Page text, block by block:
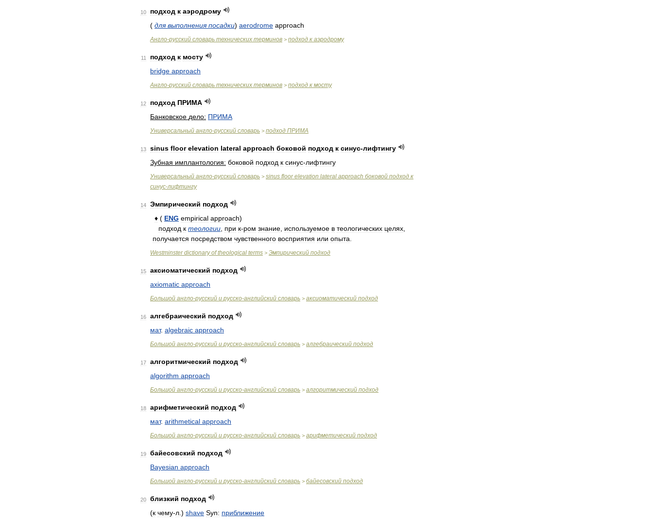
10 подход к аэродрому
( для выполнения посадки) aerodrome approach
Англо-русский словарь технических терминов > подход к аэродрому
11 подход к мосту
bridge approach
Англо-русский словарь технических терминов > подход к мосту
12 подход ПРИМА
Банковское дело: ПРИМА
Универсальный англо-русский словарь > подход ПРИМА
13 sinus floor elevation lateral approach боковой подход к синус-лифтингу
Зубная имплантология: боковой подход к синус-лифтингу
Универсальный англо-русский словарь > sinus floor elevation lateral approach боковой подход к
синус-лифтингу
14 Эмпирический подход
♦ ( ENG empirical approach)
подход к теологии при к-ром знание используемое в теологических целях
получается посредством чувственного восприятия или опыта
Westminster dictionary of theological terms > Эмпирический подход
15 аксиоматический подход
axiomatic approach
Большой англо-русский и русско-английский словарь > аксиоматический подход
16 алгебраический подход
мат. algebraic approach
Большой англо-русский и русско-английский словарь > алгебраический подход
17 алгоритмический подход
algorithm approach
Большой англо-русский и русско-английский словарь > алгоритмический подход
18 арифметический подход
мат. arithmetical approach
Большой англо-русский и русско-английский словарь > арифметический подход
19 байесовский подход
Bayesian approach
Большой англо-русский и русско-английский словарь > байесовский подход
20 близкий подход
(к чему-л .) shave Syn: приближение